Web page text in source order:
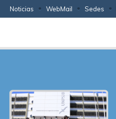
Noticias WebMail Sedes